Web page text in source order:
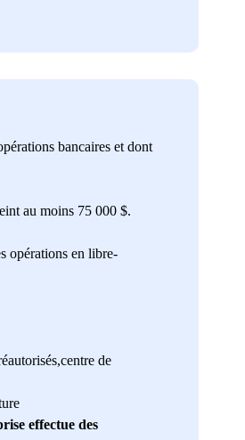
bancaires et dont
au moins 75 000 $.
opérations en libre-
de
effectue des